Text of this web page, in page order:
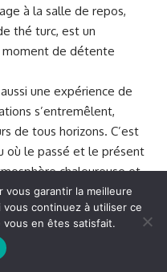
à la salle de repos,
thé turc, est un
moment de détente
une expérience de
s’entremêlent,
de tous horizons. C’est
où le passé et le présent
chaleureuse et
alors une mosaïque
indélébile dans le
de votre
vous garantir la meilleure
continuez à utiliser ce
en êtes satisfait.